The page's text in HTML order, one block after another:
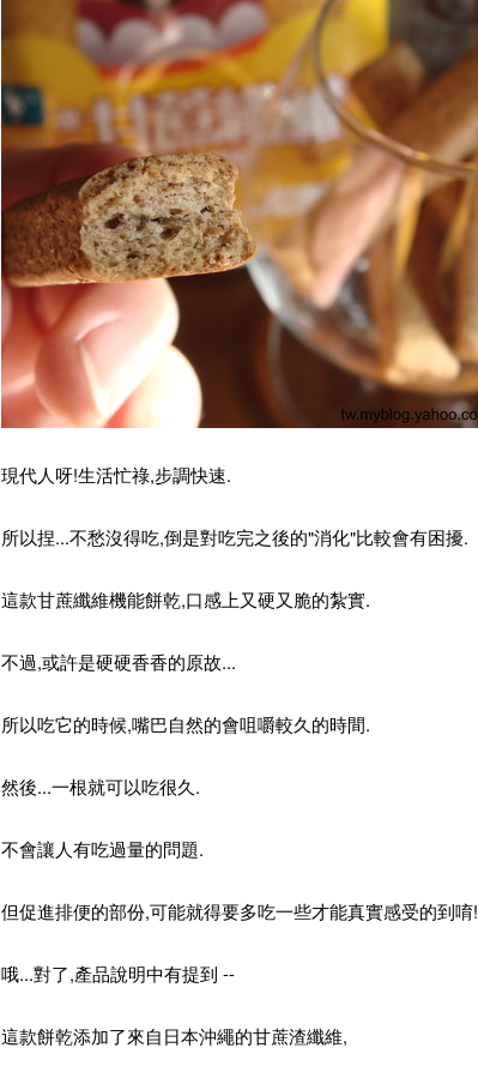
現代人呀!生活忙祿,步調快速.
所以捏...不愁沒得吃,倒是對吃完之後的"消化"比較會有困擾.
這款甘蔗纖維機能餅乾,口感上又硬又脆的紮實.
不過,或許是硬硬香香的原故...
所以吃它的時候,嘴巴自然的會咀嚼較久的時間.
然後...一根就可以吃很久.
不會讓人有吃過量的問題.
但促進排便的部份,可能就得要多吃一些才能真實感受的到唷!
哦...對了,產品說明中有提到 --
這款餅乾添加了來自日本沖繩的甘蔗渣纖維,